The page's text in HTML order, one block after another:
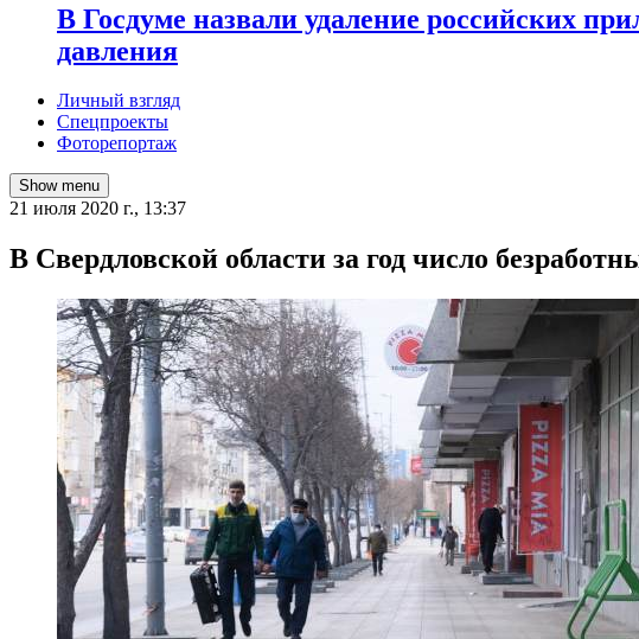
В Госдуме назвали удаление российских
давления
Личный взгляд
Спецпроекты
Фоторепортаж
Show menu
21 июля 2020 г., 13:37
В Свердловской области за год число